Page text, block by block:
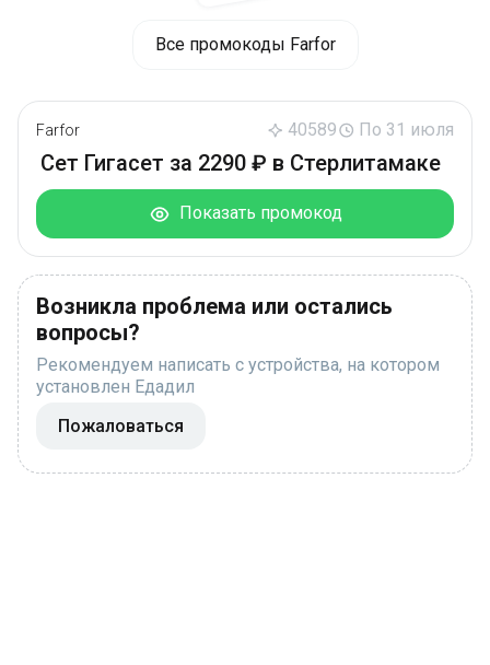
Все промокоды Farfor
Farfor 40589 По 31 июля
Сет Гигасет за 2290 ₽ в Стерлитамаке
Показать промокод
Возникла проблема или остались
вопросы?
Рекомендуем написать с устройства, на котором
установлен Едадил
Пожаловаться